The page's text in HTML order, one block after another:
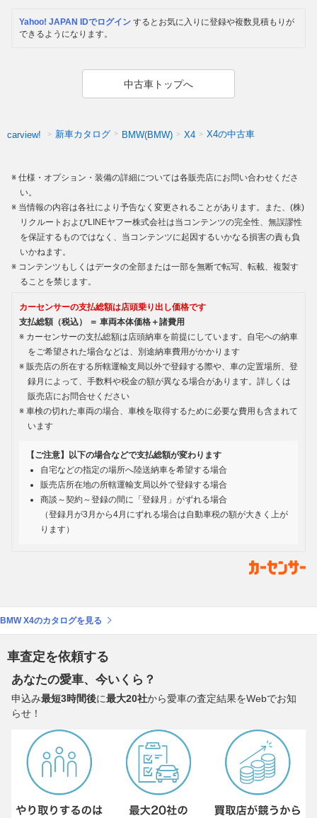
Yahoo! JAPAN IDでログイン するとお気に入りに登録や複数見積もりが
できるようになります。
中古車トップへ
carview! 新車カタログ BMW(BMW) X4 X4の中古車
仕様・オプション・装備の詳細については各販売店にお問い合わせくださ
い。
当情報の内容は各社により予告なく変更されることがあります。また、(株)
リクルートおよびLINEヤフー株式会社は当コンテンツの完全性、無誤謬性
を保証するものではなく、当コンテンツに起因するいかなる損害の責も負
いかねます。
コンテンツもしくはデータの全部または一部を無断で転写、転載、複製す
ることを禁じます。
カーセンサーの支払総額は店頭乗り出し価格です
支払総額（税込） ＝ 車両本体価格＋諸費用
カーセンサーの支払総額は店頭納車を前提にしています。自宅への納車
をご希望された場合などは、別途納車費用がかかります
販売店の所在する所轄運輸支局以外で登録する際や、車の定置場所、登
録月によって、手数料や税金の額が異なる場合があります。詳しくは
販売店にお問合せください
車検の切れた車両の場合、車検を取得するために必要な費用も含まれて
います
【ご注意】以下の場合などで支払総額が変わります
自宅などの指定の場所へ陸送納車を希望する場合
販売店所在地の所轄運輸支局以外で登録する場合
商談～契約～登録の間に「登録月」がずれる場合
（登録月が3月から4月にずれる場合は自動車税の額が大きく上が
ります）
BMW X4のカタログを見る
車査定を依頼する
あなたの愛車、今いくら？
申込み最短3時間後に最大20社から愛車の査定結果をWebでお知
らせ！